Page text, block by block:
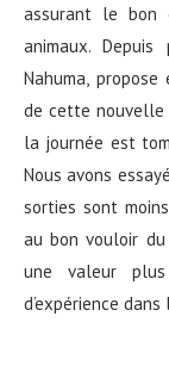
assurant le bon
animaux.
Nahuma,
de cette nouvelle
la journée est
Nous avons
sorties sont
au bon vouloir
une valeur
d’expérience